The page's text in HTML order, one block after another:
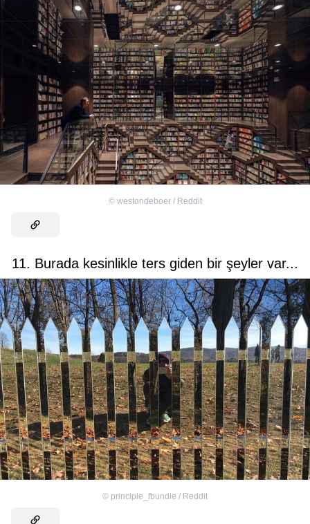
© westondeboer / Reddit
11. Burada kesinlikle ters giden bir şeyler var...
© principle_fbundle / Reddit